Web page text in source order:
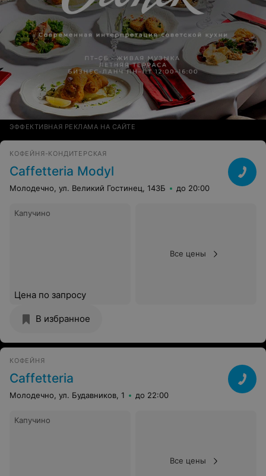
ЭФФЕКТИВНАЯ РЕКЛАМА НА САЙТЕ
КОФЕЙНЯ-КОНДИТЕРСКАЯ
Caffetteria Modyl
Молодечно, ул. Великий Гостинец, 143Б до 20:00
Капучино
Цена по запросу
Все цены
В избранное
КОФЕЙНЯ
Caffetteria
Молодечно, ул. Будавников, 1 до 22:00
Капучино
Все цены